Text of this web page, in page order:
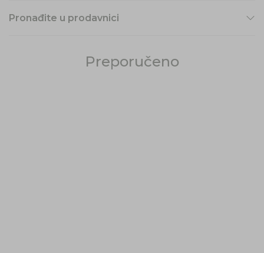
Pronađite u prodavnici
Preporučeno